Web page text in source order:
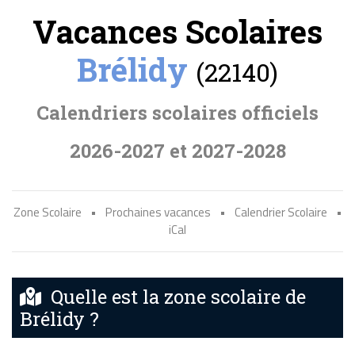
Vacances Scolaires
Brélidy (22140)
Calendriers scolaires officiels
2026-2027 et 2027-2028
Zone Scolaire • Prochaines vacances • Calendrier Scolaire
•
iCal
Quelle est la zone scolaire de
Brélidy ?